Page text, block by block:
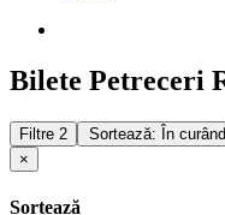
Bilete Petreceri
Filtre 2
Sortează: În curând
×
Sortează